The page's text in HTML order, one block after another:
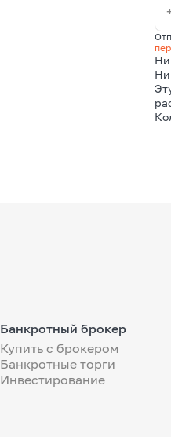
Банкротный брокер
Купить с брокером
Банкротные торги
Инвестирование